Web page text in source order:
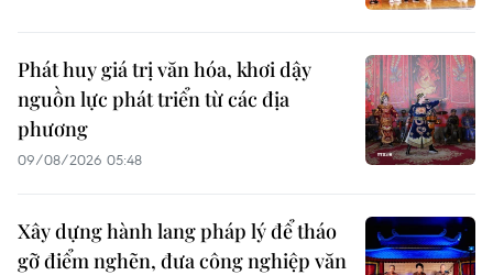
Phát huy giá trị văn hóa, khơi dậy
nguồn lực phát triển từ các địa
phương
09/08/2026 05:48
Xây dựng hành lang pháp lý để tháo
gỡ điểm nghẽn, đưa công nghiệp văn